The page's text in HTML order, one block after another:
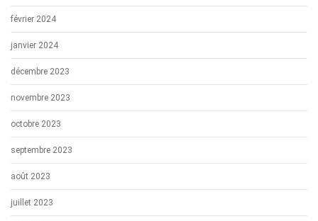
février 2024
janvier 2024
décembre 2023
novembre 2023
octobre 2023
septembre 2023
août 2023
juillet 2023